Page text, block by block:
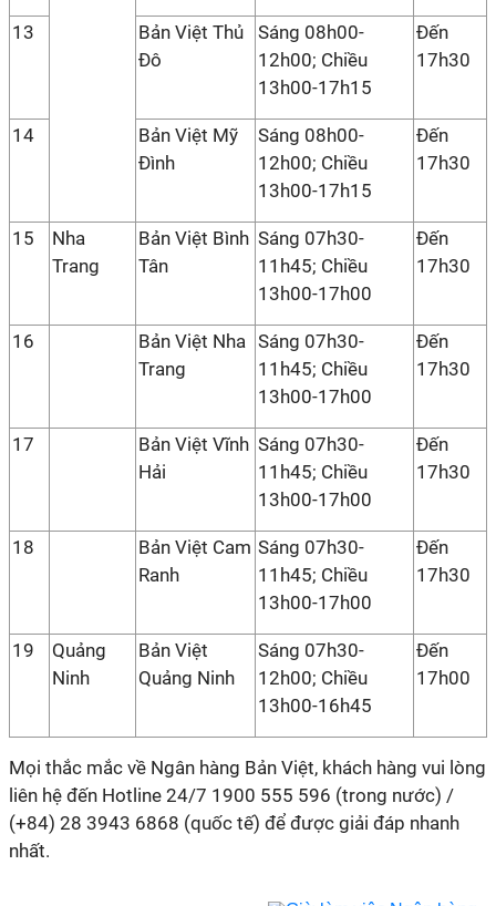
13
Bản Việt Thủ
Đô
Sáng 08h00-
12h00; Chiều
13h00-17h15
Đến
17h30
14
Bản Việt Mỹ
Đình
Sáng 08h00-
12h00; Chiều
13h00-17h15
Đến
17h30
15
Nha
Trang
Bản Việt Bình
Tân
Sáng 07h30-
11h45; Chiều
13h00-17h00
Đến
17h30
16
Bản Việt Nha
Trang
Sáng 07h30-
11h45; Chiều
13h00-17h00
Đến
17h30
17
Bản Việt Vĩnh
Hải
Sáng 07h30-
11h45; Chiều
13h00-17h00
Đến
17h30
18
Bản Việt Cam
Ranh
Sáng 07h30-
11h45; Chiều
13h00-17h00
Đến
17h30
19
Quảng
Ninh
Bản Việt
Quảng Ninh
Sáng 07h30-
12h00; Chiều
13h00-16h45
Đến
17h00
Mọi thắc mắc về Ngân hàng Bản Việt, khách hàng vui lòng
liên hệ đến Hotline 24/7 1900 555 596 (trong nước) /
(+84) 28 3943 6868 (quốc tế) để được giải đáp nhanh
nhất.